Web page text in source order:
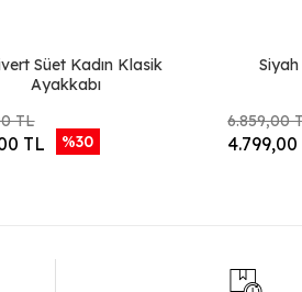
Süet Kadın Klasik
Ayakkabı
TL
TL %30
6.859,00
4.799,00